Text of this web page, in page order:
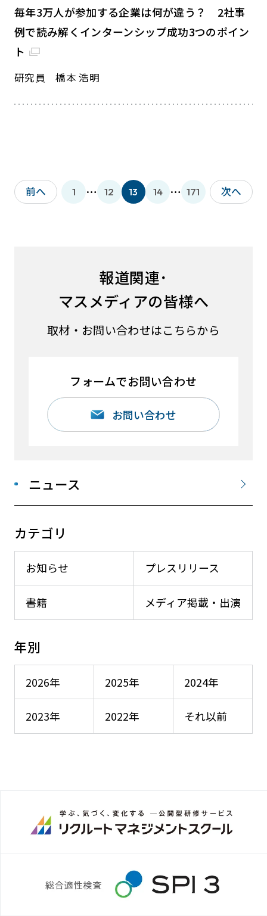
ニュース
カテゴリ
お知らせ プレスリリース
メディア掲載・出演
書籍
年別
2026年 2025年 2024年
2023年 2022年 それ以前
毎年3万人が参加する企業は何が違う？ 2社事
例で読み解くインターンシップ成功3つのポイン
ト
研究員 橋本 浩明
前へ 1 … 12 13 14 … 171 次へ
報道関連･
マスメディアの皆様へ
取材・お問い合わせはこちらから
フォームでお問い合わせ
お問い合わせ